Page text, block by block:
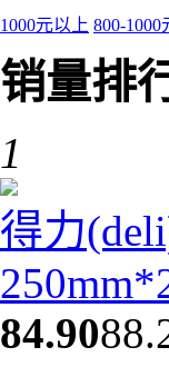
1000元以上 800-1000
销量排
1
得力
84.90